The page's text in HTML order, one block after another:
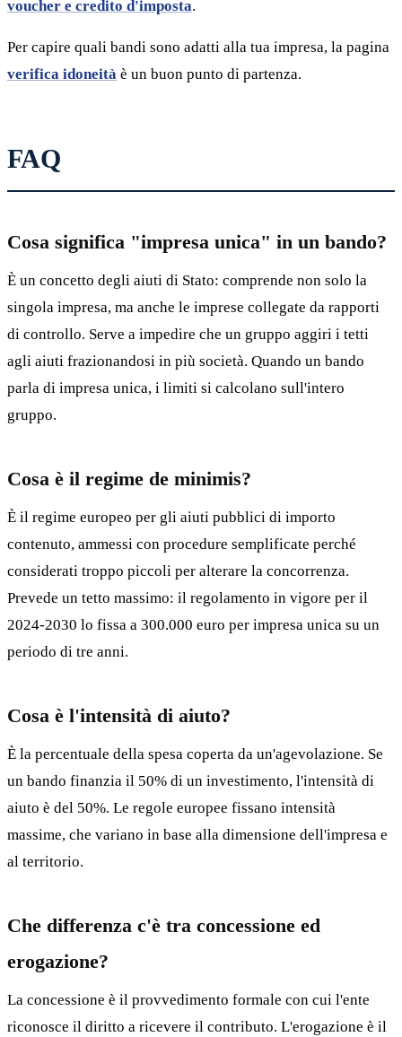
voucher e credito d'imposta.
Per capire quali bandi sono adatti alla tua impresa, la pagina
verifica idoneità è un buon punto di partenza.
FAQ
Cosa significa "impresa unica" in un bando?
È un concetto degli aiuti di Stato: comprende non solo la
singola impresa, ma anche le imprese collegate da rapporti
di controllo. Serve a impedire che un gruppo aggiri i tetti
agli aiuti frazionandosi in più società. Quando un bando
parla di impresa unica, i limiti si calcolano sull'intero
gruppo.
Cosa è il regime de minimis?
È il regime europeo per gli aiuti pubblici di importo
contenuto, ammessi con procedure semplificate perché
considerati troppo piccoli per alterare la concorrenza.
Prevede un tetto massimo: il regolamento in vigore per il
2024-2030 lo fissa a 300.000 euro per impresa unica su un
periodo di tre anni.
Cosa è l'intensità di aiuto?
È la percentuale della spesa coperta da un'agevolazione. Se
un bando finanzia il 50% di un investimento, l'intensità di
aiuto è del 50%. Le regole europee fissano intensità
massime, che variano in base alla dimensione dell'impresa e
al territorio.
Che differenza c'è tra concessione ed
erogazione?
La concessione è il provvedimento formale con cui l'ente
riconosce il diritto a ricevere il contributo. L'erogazione è il